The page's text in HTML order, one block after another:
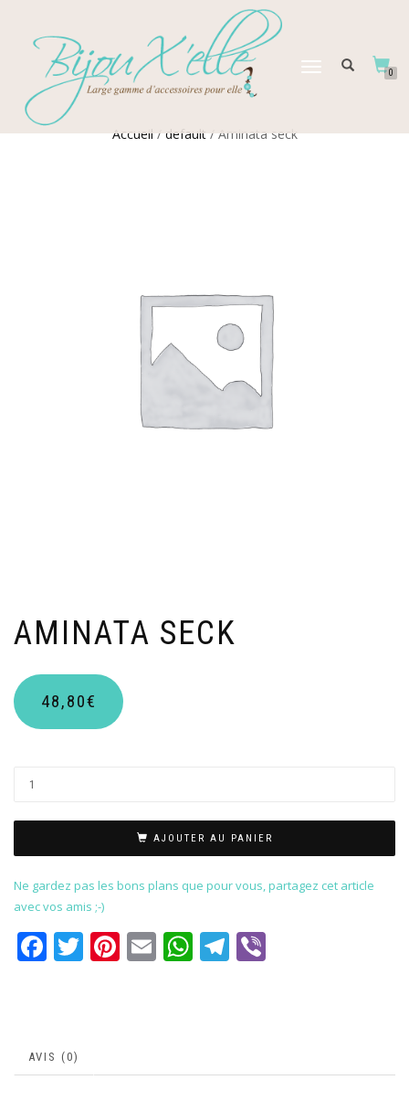
DÉPLIER
0
Accueil/default/ Aminata seck
AMINATA SECK
48,80€
AJOUTER AU PANIER
Ne gardez pas les bons plans que pour vous, partagez cet article
avec vos amis ;-)
Facebook
Twitter
Pinterest
EmailWhatsApp
Telegram
AVIS (0)